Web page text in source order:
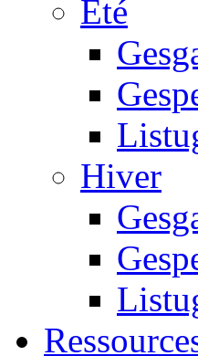
Été
Hiver